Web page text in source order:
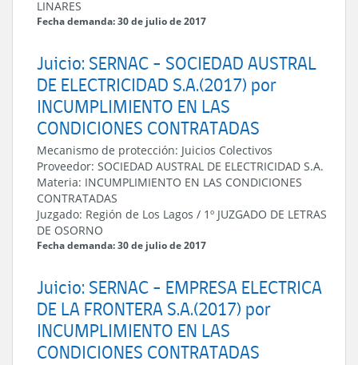
LINARES
Fecha demanda: 30 de julio de 2017
Juicio: SERNAC - SOCIEDAD AUSTRAL
DE ELECTRICIDAD S.A.(2017) por
INCUMPLIMIENTO EN LAS
CONDICIONES CONTRATADAS
Mecanismo de protección: Juicios Colectivos
Proveedor: SOCIEDAD AUSTRAL DE ELECTRICIDAD S.A.
Materia: INCUMPLIMIENTO EN LAS CONDICIONES
CONTRATADAS
Juzgado: Región de Los Lagos / 1º JUZGADO DE LETRAS
DE OSORNO
Fecha demanda: 30 de julio de 2017
Juicio: SERNAC - EMPRESA ELECTRICA
DE LA FRONTERA S.A.(2017) por
INCUMPLIMIENTO EN LAS
CONDICIONES CONTRATADAS